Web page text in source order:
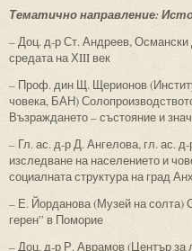
Тематично направление:
– Доц. д-р Ст. Андреев,
средата на ХIII век
– Проф. дин Щ. Щерионов
човека, БАН)
Възраждането – състояние и
– Гл. ас. д-р Д. Ангелова, гл. ас.
изследване на населението и
социалната структура на град
– Е. Йорданова (Музей на солта)
герен” в Поморие
– Доц. д-р Р. Аврамов (Център за